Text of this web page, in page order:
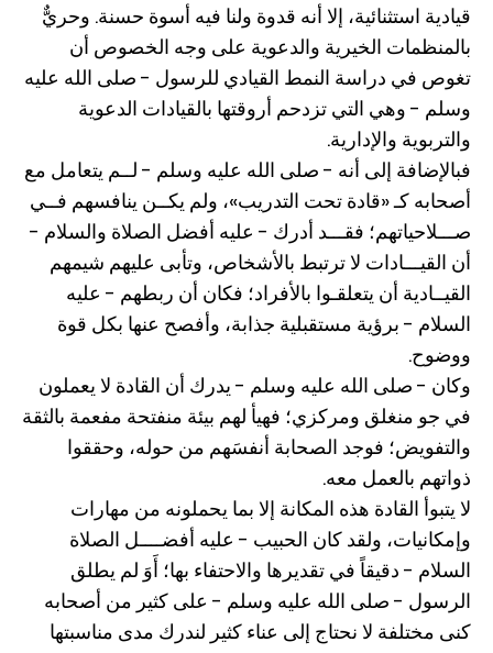
قيادية استثنائية، إلا أنه قدوة ولنا فيه أسوة حسنة. وحريٌّ
بالمنظمات الخيرية والدعوية على وجه الخصوص أن
تغوص في دراسة النمط القيادي للرسول - صلى الله عليه
وسلم - وهي التي تزدحم أروقتها بالقيادات الدعوية
والتربوية والإدارية.
فبالإضافة إلى أنه - صلى الله عليه وسلم - لــم يتعامل مع
أصحابه كـ «قادة تحت التدريب»، ولم يكــن ينافسهم فــي
صـــلاحياتهم؛ فقـــد أدرك - عليه أفضل الصلاة والسلام -
أن القيـــادات لا ترتبط بالأشخاص، وتأبى عليهم شيمهم
القيــادية أن يتعلقـوا بالأفراد؛ فكان أن ربطهم - عليه
السلام - برؤية مستقبلية جذابة، وأفصح عنها بكل قوة
ووضوح.
وكان - صلى الله عليه وسلم - يدرك أن القادة لا يعملون
في جو منغلق ومركزي؛ فهيأ لهم بيئة منفتحة مفعمة بالثقة
والتفويض؛ فوجد الصحابة أنفسَهم من حوله، وحققوا
ذواتهم بالعمل معه.
لا يتبوأ القادة هذه المكانة إلا بما يحملونه من مهارات
وإمكانيات، ولقد كان الحبيب - عليه أفضــــل الصلاة
السلام - دقيقاً في تقديرها والاحتفاء بها؛ أَوَ لم يطلق
الرسول - صلى الله عليه وسلم - على كثير من أصحابه
كنى مختلفة لا نحتاج إلى عناء كثير لندرك مدى مناسبتها